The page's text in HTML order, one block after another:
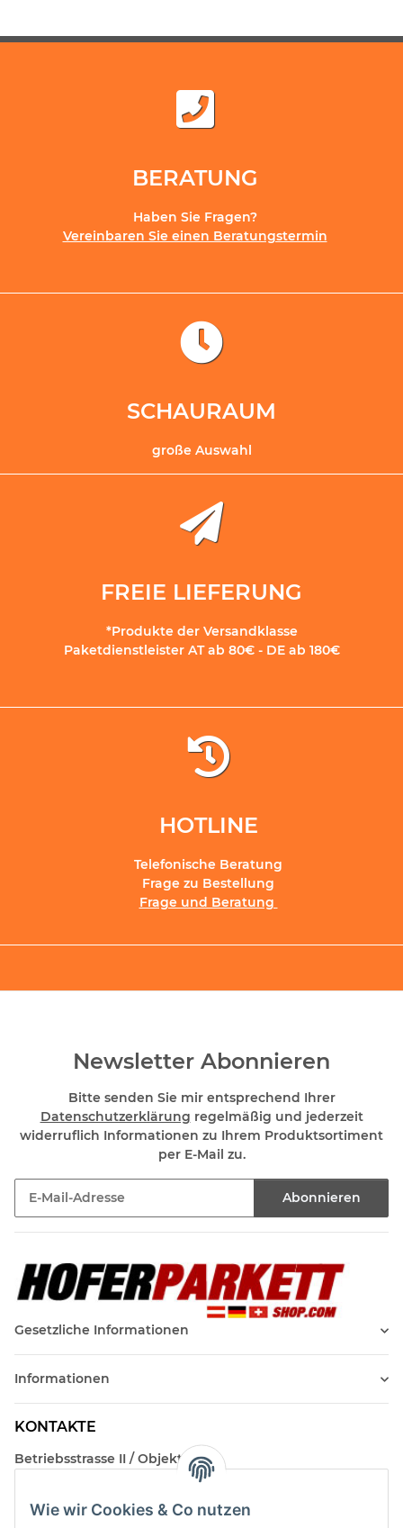
Wie wir Cookies & Co nutzen
BERATUNG
Haben Sie Fragen?
Vereinbaren Sie einen Beratungstermin
SCHAURAUM
große Auswahl
FREIE LIEFERUNG
*Produkte der Versandklasse
Paketdienstleister AT ab 80€ - DE ab 180€
HOTLINE
Telefonische Beratung
Frage zu Bestellung
Frage und Beratung
Newsletter Abonnieren
Bitte senden Sie mir entsprechend Ihrer
Datenschutzerklärung regelmäßig und jederzeit
widerruflich Informationen zu Ihrem Produktsortiment
per E-Mail zu.
Abonnieren
Gesetzliche Informationen
Informationen
KONTAKTE
Betriebsstrasse II / Objekt 17
Kontakt